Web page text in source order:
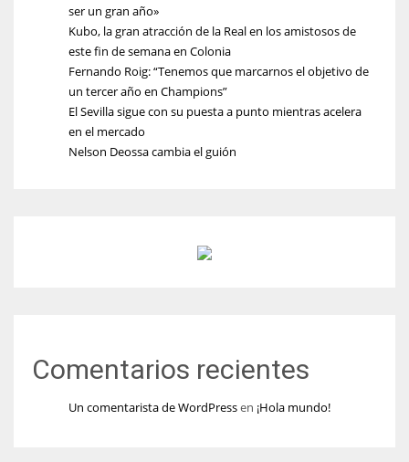
ser un gran año»
Kubo, la gran atracción de la Real en los amistosos de
este fin de semana en Colonia
Fernando Roig: “Tenemos que marcarnos el objetivo de
un tercer año en Champions”
El Sevilla sigue con su puesta a punto mientras acelera
en el mercado
Nelson Deossa cambia el guión
Comentarios recientes
Un comentarista de WordPressen ¡Hola mundo!